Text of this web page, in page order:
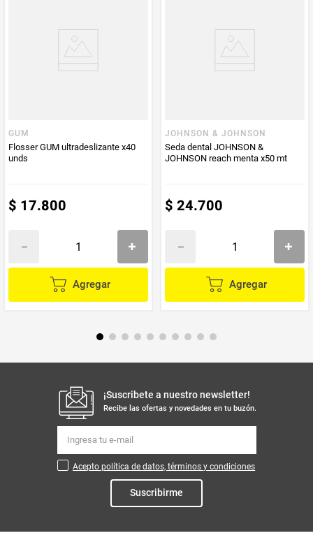
PUM - Unidad
de Medida
GUM
Flosser GUM ultradeslizante x40
unds
$ 17.800
Agregar
JOHNSON & JOHNSON
Seda dental JOHNSON &
JOHNSON reach menta x50 mt
$ 24.700
Agregar
¡Suscribete a nuestro newsletter!
Recibe las ofertas y novedades en tu buzón.
Acepto política de datos, términos y condiciones
Suscribirme